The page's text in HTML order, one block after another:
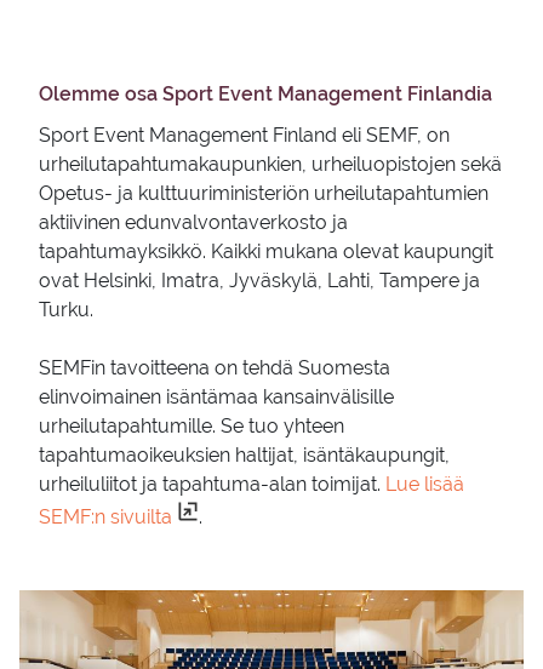
Olemme osa Sport Event Management Finlandia
Sport Event Management Finland eli SEMF, on
urheilutapahtumakaupunkien, urheiluopistojen sekä
Opetus- ja kulttuuriministeriön urheilutapahtumien
aktiivinen edunvalvontaverkosto ja
tapahtumayksikkö. Kaikki mukana olevat kaupungit
ovat Helsinki, Imatra, Jyväskylä, Lahti, Tampere ja
Turku.
SEMFin tavoitteena on tehdä Suomesta
elinvoimainen isäntämaa kansainvälisille
urheilutapahtumille. Se tuo yhteen
tapahtumaoikeuksien haltijat, isäntäkaupungit,
urheiluliitot ja tapahtuma-alan toimijat. Lue lisää
SEMF:n sivuilta
.